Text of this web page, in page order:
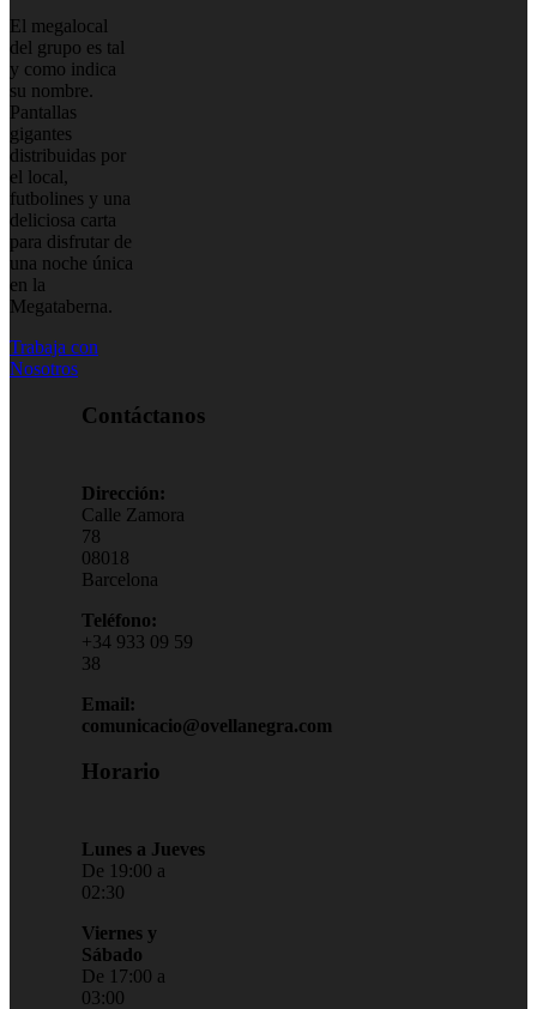
El megalocal
del grupo es tal
y como indica
su nombre.
Pantallas
gigantes
distribuidas por
el local,
futbolines y una
deliciosa carta
para disfrutar de
una noche única
en la
Megataberna.
Trabaja con
Nosotros
Contáctanos
Dirección:
Calle Zamora
78
08018
Barcelona
Teléfono:
+34 933 09 59
38
Email:
comunicacio@ovellanegra.com
Horario
Lunes a Jueves
De 19:00 a
02:30
Viernes y
Sábado
De 17:00 a
03:00